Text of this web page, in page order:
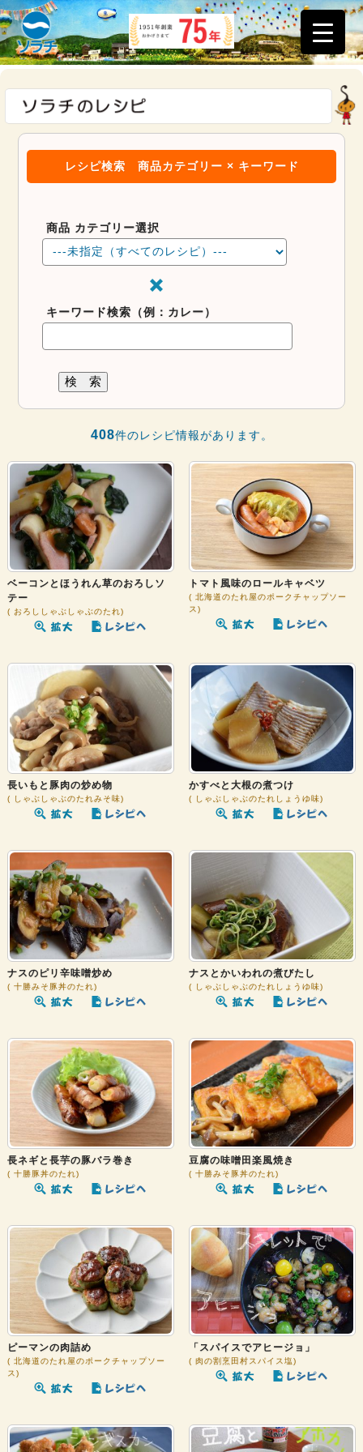
レシピ検索 商品カテゴリー × キーワード
商品 カテゴリー選択
キーワード検索（例：カレー）
408件のレシピ情報があります。
ベーコンとほうれん草のおろしソ
テー
おろししゃぶしゃぶのたれ
トマト風味のロールキャベツ
北海道のたれ屋のポークチャップソー
ス
長いもと豚肉の炒め物
しゃぶしゃぶのたれみそ味
かすべと大根の煮つけ
しゃぶしゃぶのたれしょうゆ味
ナスのピリ辛味噌炒め
十勝みそ豚丼のたれ
ナスとかいわれの煮びたし
しゃぶしゃぶのたれしょうゆ味
長ネギと長芋の豚バラ巻き
十勝豚丼のたれ
豆腐の味噌田楽風焼き
十勝みそ豚丼のたれ
ピーマンの肉詰め
北海道のたれ屋のポークチャップソー
ス
「スパイスでアヒージョ」
肉の割烹田村スパイス塩